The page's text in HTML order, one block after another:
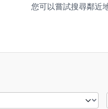
您可以嘗試搜尋鄰近